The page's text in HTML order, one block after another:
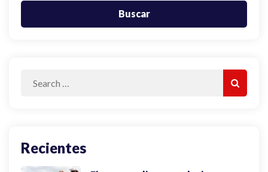
Buscar
for:
Search
Recientes